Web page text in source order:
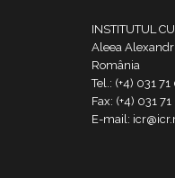
INSTITUTUL
Aleea
România
Tel.: (+4) 031
Fax: (+4) 031
E-mail: